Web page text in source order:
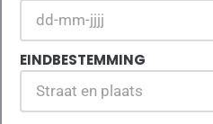
EINDBESTEMMING